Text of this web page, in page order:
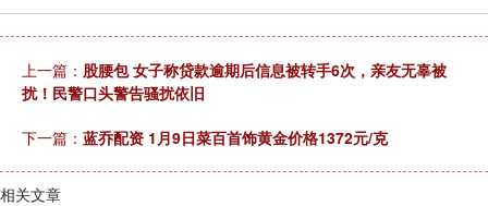
上一篇： 股腰包 女子称贷款逾期后信息被转手6次，亲友无辜被
扰！民警口头警告骚扰依旧
下一篇： 蓝乔配资 1月9日菜百首饰黄金价格1372元/克
相关文章